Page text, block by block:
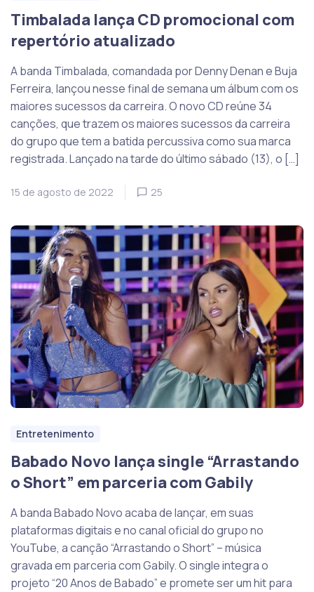
Timbalada lança CD promocional com
repertório atualizado
A banda Timbalada, comandada por Denny Denan e Buja
Ferreira, lançou nesse final de semana um álbum com os
maiores sucessos da carreira. O novo CD reúne 34
canções, que trazem os maiores sucessos da carreira
do grupo que tem a batida percussiva como sua marca
registrada. Lançado na tarde do último sábado (13), o […]
15 de agosto de 2022 25
Entretenimento
Babado Novo lança single “Arrastando
o Short” em parceria com Gabily
A banda Babado Novo acaba de lançar, em suas
plataformas digitais e no canal oficial do grupo no
YouTube, a canção “Arrastando o Short” – música
gravada em parceria com Gabily. O single integra o
projeto “20 Anos de Babado” e promete ser um hit para